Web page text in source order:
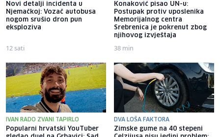
Novi detalji incidenta u
Njemačkoj: Vozač autobusa
nogom srušio dron pun
eksploziva
12 sati
Konaković pisao UN-u:
Postupak protiv uposlenika
Memorijalnog centra
Srebrenica je pokrenut zbog
njihovog izvještaja
38 min
IVAN RADO ZVANI TAPIRLO
Popularni hrvatski YouTuber
DVA LOŠA FAKTORA
Zimske gume na 40 stepeni